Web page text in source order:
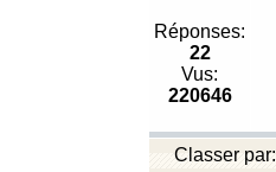
Réponses:
22
Vus:
220646
Classer par: